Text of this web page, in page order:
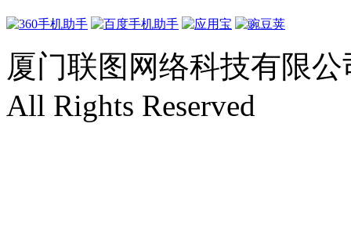
厦门联图网络科技有限公
All Rights Reserved